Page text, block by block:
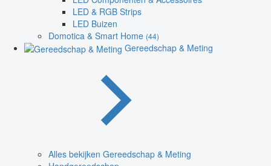
LED & RGB Strips
LED Buizen
Domotica & Smart Home (44)
Gereedschap & Meting
Alles bekijken Gereedschap & Meting